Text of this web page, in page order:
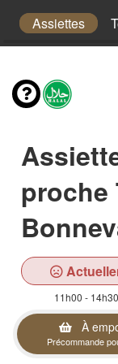
Assiettes
proche
11h00 -
À
Précommande